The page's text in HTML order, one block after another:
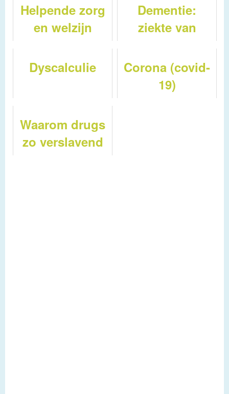
Helpende zorg
en welzijn
Dementie:
ziekte van
Dyscalculie
Corona (covid-
19)
Waarom drugs
zo verslavend